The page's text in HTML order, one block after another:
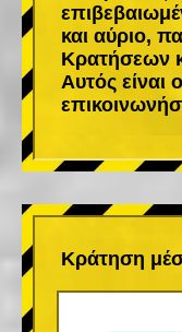
και αύριο,
Κρατήσεων
Αυτός είναι
Κράτηση